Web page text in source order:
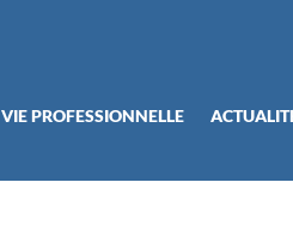
VIE PROFESSIONNELLE